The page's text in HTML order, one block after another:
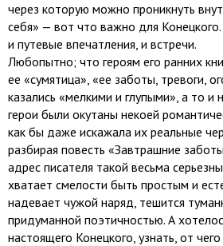
через которую можно проникнуть
себя» — вот что важно для
и путевые впечатления, и встречи.
Любопытно; что героям его ранних
ее «сумятица», «ее заботы, тревоги,
казались «мелкими и глупыми», а то и
герои были окутаны некоей
как бы даже искажала их реальные
разбирая повесть «Завтрашние
адрес писателя такой весьма
хватает смелости быть простым и
надевает чужой наряд, тешится
придуманной поэтичностью. А
настоящего Конецкого, узнать, от